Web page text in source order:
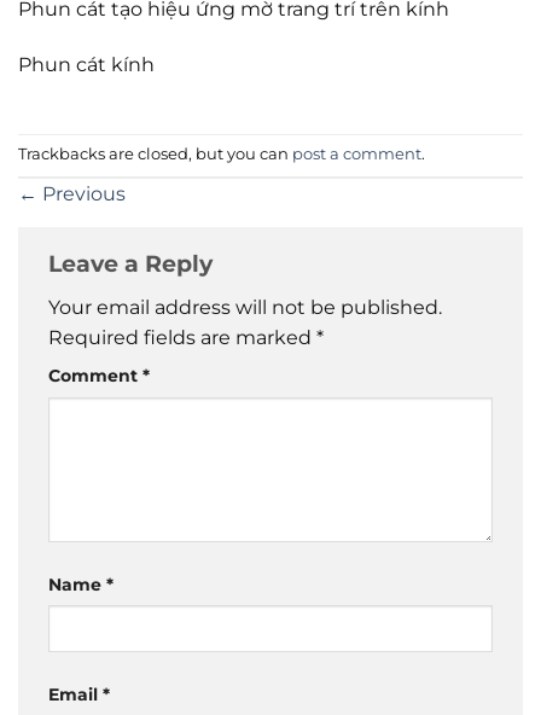
Phun cát tạo hiệu ứng mờ trang trí trên kính
Phun cát kính
Trackbacks are closed, but you can post a comment.
← Previous
Leave a Reply
Your email address will not be published.
Required fields are marked *
Comment *
Name *
Email *